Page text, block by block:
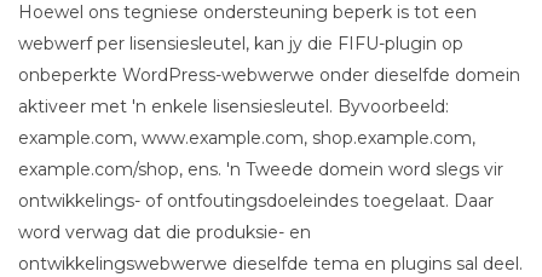
Hoewel ons tegniese ondersteuning beperk is tot een
webwerf per lisensiesleutel, kan jy die FIFU-plugin op
onbeperkte WordPress-webwerwe onder dieselfde domein
aktiveer met 'n enkele lisensiesleutel. Byvoorbeeld:
example.com, www.example.com, shop.example.com,
example.com/shop, ens. 'n Tweede domein word slegs vir
ontwikkelings- of ontfoutingsdoeleindes toegelaat. Daar
word verwag dat die produksie- en
ontwikkelingswebwerwe dieselfde tema en plugins sal deel.